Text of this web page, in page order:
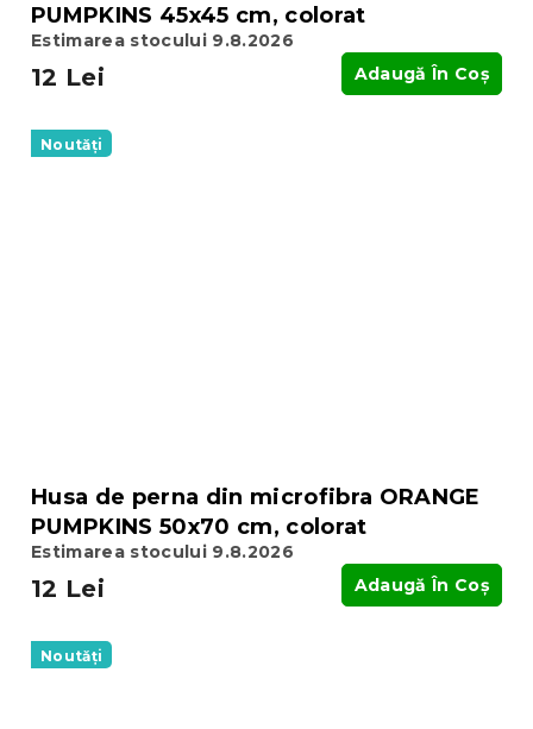
PUMPKINS 45x45 cm, colorat
Estimarea stocului 9.8.2026
12 Lei Adaugă În Coş
Noutăți
Husa de perna din microfibra ORANGE
PUMPKINS 50x70 cm, colorat
Estimarea stocului 9.8.2026
12 Lei Adaugă În Coş
Noutăți